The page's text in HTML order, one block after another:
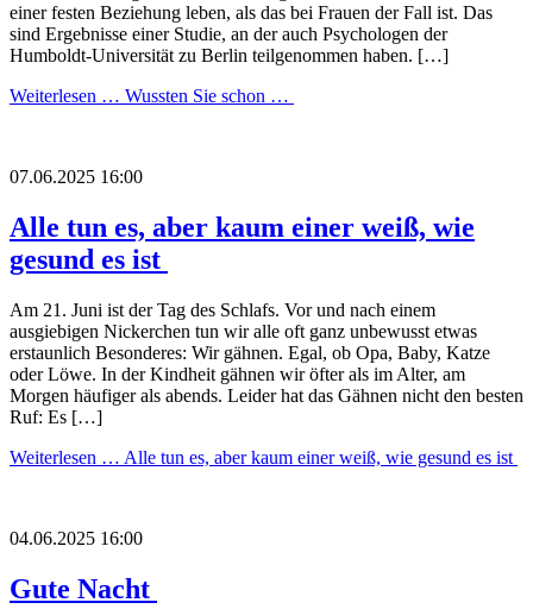
einer festen Beziehung leben, als das bei Frauen der Fall ist. Das
sind Ergebnisse einer Studie, an der auch Psychologen der
Humboldt-Universität zu Berlin teilgenommen haben. […]
Weiterlesen … Wussten Sie schon …
07.06.2025 16:00
Alle tun es, aber kaum einer weiß, wie
gesund es ist
Am 21. Juni ist der Tag des Schlafs. Vor und nach einem
ausgiebigen Nickerchen tun wir alle oft ganz unbewusst etwas
erstaunlich Besonderes: Wir gähnen. Egal, ob Opa, Baby, Katze
oder Löwe. In der Kindheit gähnen wir öfter als im Alter, am
Morgen häufiger als abends. Leider hat das Gähnen nicht den besten
Ruf: Es […]
Weiterlesen … Alle tun es, aber kaum einer weiß, wie gesund es ist
04.06.2025 16:00
Gute Nacht